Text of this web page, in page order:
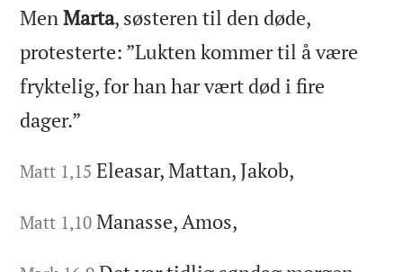
MenMarta, søsteren til den døde,
protesterte: ”Lukten kommer til å være
fryktelig, for han har vært død i fire
dager.”
Matt 1,15 Eleasar, Mattan, Jakob,
Matt 1,10 Manasse, Amos,